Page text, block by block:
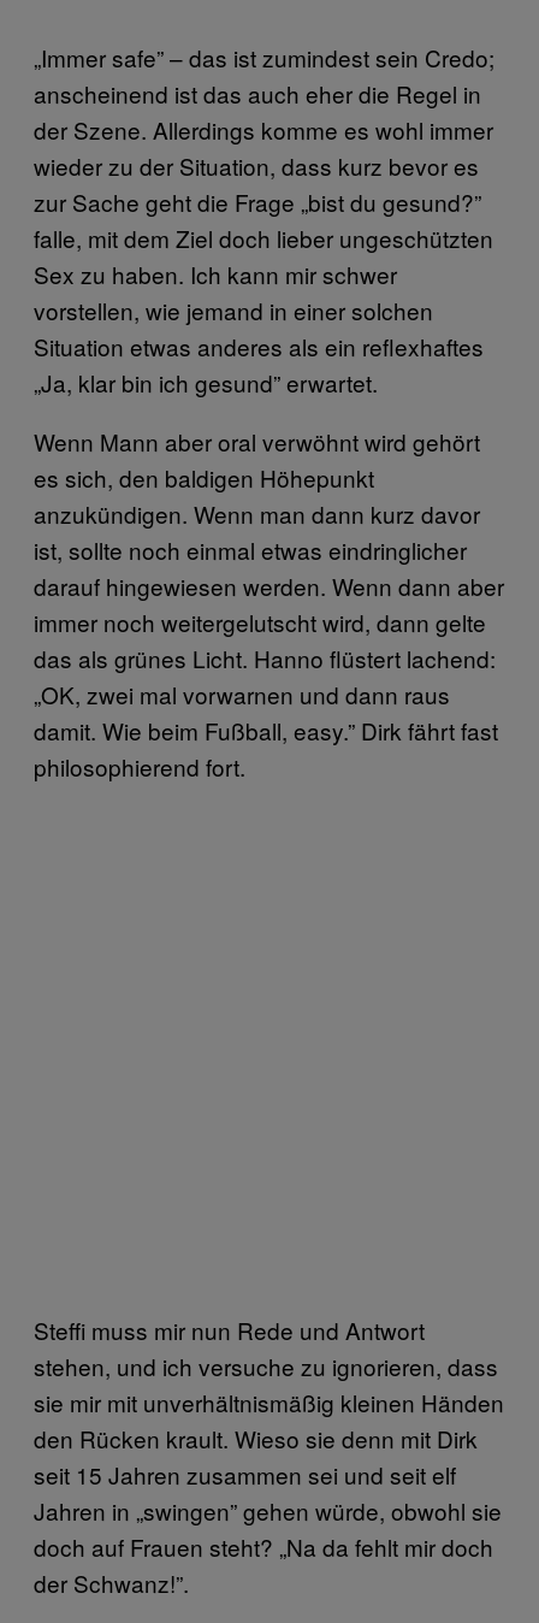
„Immer safe” – das ist zumindest sein Credo;
anscheinend ist das auch eher die Regel in
der Szene. Allerdings komme es wohl immer
wieder zu der Situation, dass kurz bevor es
zur Sache geht die Frage „bist du gesund?”
falle, mit dem Ziel doch lieber ungeschützten
Sex zu haben. Ich kann mir schwer
vorstellen, wie jemand in einer solchen
Situation etwas anderes als ein reflexhaftes
„Ja, klar bin ich gesund” erwartet.
Wenn Mann aber oral verwöhnt wird gehört
es sich, den baldigen Höhepunkt
anzukündigen. Wenn man dann kurz davor
ist, sollte noch einmal etwas eindringlicher
darauf hingewiesen werden. Wenn dann aber
immer noch weitergelutscht wird, dann gelte
das als grünes Licht. Hanno flüstert lachend:
„OK, zwei mal vorwarnen und dann raus
damit. Wie beim Fußball, easy.” Dirk fährt fast
philosophierend fort.
Steffi muss mir nun Rede und Antwort
stehen, und ich versuche zu ignorieren, dass
sie mir mit unverhältnismäßig kleinen Händen
den Rücken krault. Wieso sie denn mit Dirk
seit 15 Jahren zusammen sei und seit elf
Jahren in „swingen” gehen würde, obwohl sie
doch auf Frauen steht? „Na da fehlt mir doch
der Schwanz!”.